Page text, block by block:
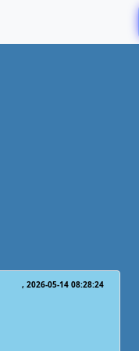
2026-05-14 08:28:24